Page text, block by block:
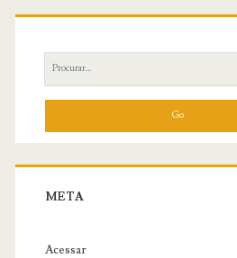
Primary
Sidebar
Search
for:
META
Acessar